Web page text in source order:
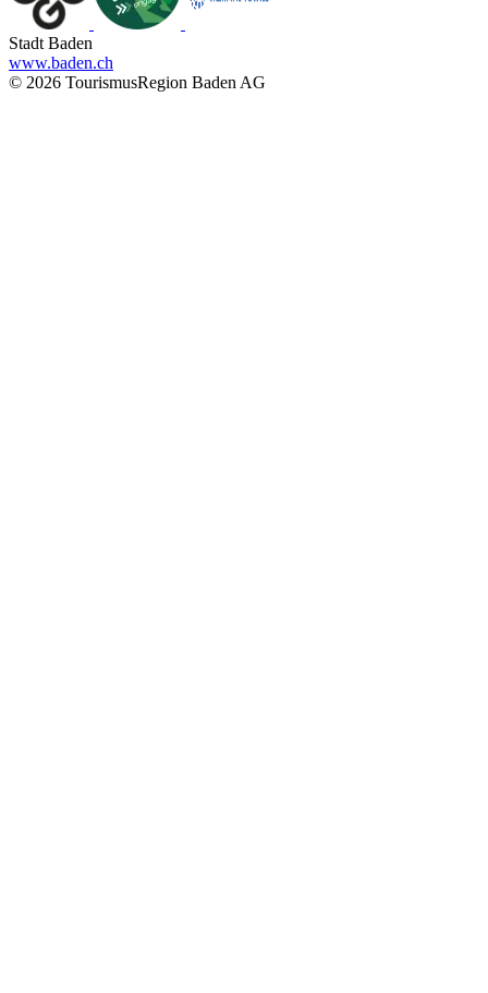
Stadt Baden
www.baden.ch
© 2026 TourismusRegion Baden AG